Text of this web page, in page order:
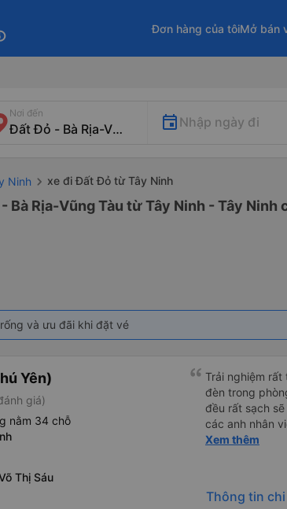
Đơn hàng của tôiMở bán
Nơi đến
Nhập ngày đi
Ninh xe đi Đất Đỏ từ Tây Ninh
Bà Rịa-Vũng Tàu từ Tây Ninh - Tây
và ưu đãi khi đặt vé
Yên)
giá)
nằm 34 chỗ
Thị Sáu
Trải nghiệm rất
đèn trong
đều rất sạch
các anh nhân
chuyển về nội
Xem thêm
Thông tin